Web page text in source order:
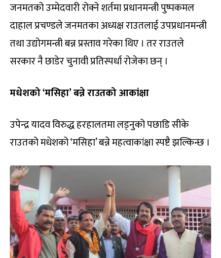
जनमतको उम्मेदवारी रोक्ने शर्तमा प्रधानमन्त्री पुष्पकमल
दाहाल प्रचण्डले जनमतका अध्यक्ष राउतलाई उपप्रधानमन्त्री
तथा उद्योगमन्त्री बन्न प्रस्ताव गरेका थिए । तर राउतले
सरकार नै छाडेर चुनावी प्रतिस्पर्धा रोजेका छन् ।
मधेशको ‘मसिहा’ बन्ने राउतको आकांक्षा
उपेन्द्र यादव विरुद्ध हरहालतमा लड्नुको पछाडि सीके
राउतको मधेशको ‘मसिहा’ बन्ने महत्वाकांक्षा स्पष्टै झल्किन्छ ।